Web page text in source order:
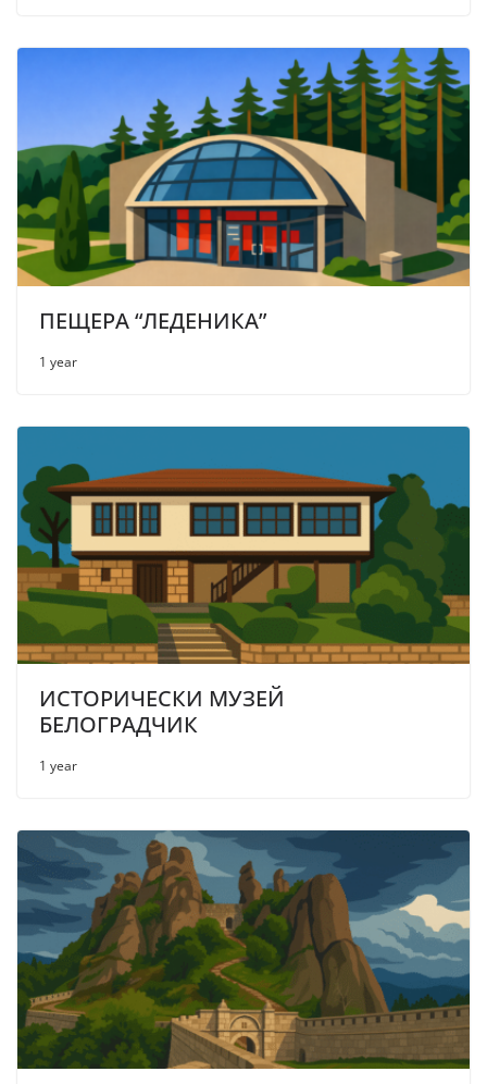
ПЕЩЕРА “ЛЕДЕНИКА”
1 year
ИСТОРИЧЕСКИ МУЗЕЙ
БЕЛОГРАДЧИК
1 year